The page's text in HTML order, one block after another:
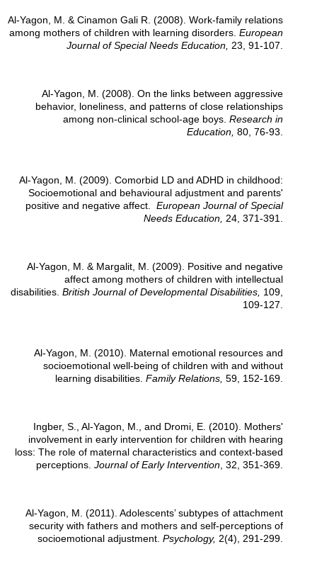
Al-Yagon, M. & Cinamon Gali R. (2008). Work-family relations
among mothers of children with learning disorders. European
Journal of Special Needs Education, 23, 91-107.
Al-Yagon, M. (2008). On the links between aggressive
behavior, loneliness, and patterns of close relationships
among non-clinical school-age boys. Research in
Education, 80, 76-93.
Al-Yagon, M. (2009). Comorbid LD and ADHD in childhood:
Socioemotional and behavioural adjustment and parents'
positive and negative affect. European Journal of Special
Needs Education, 24, 371-391.
Al-Yagon, M. & Margalit, M. (2009). Positive and negative
affect among mothers of children with intellectual
disabilities. British Journal of Developmental Disabilities, 109,
109-127.
Al-Yagon, M. (2010). Maternal emotional resources and
socioemotional well-being of children with and without
learning disabilities. Family Relations, 59, 152-169.
Ingber, S., Al-Yagon, M., and Dromi, E. (2010). Mothers'
involvement in early intervention for children with hearing
loss: The role of maternal characteristics and context-based
perceptions. Journal of Early Intervention, 32, 351-369.
Al-Yagon, M. (2011). Adolescents’ subtypes of attachment
security with fathers and mothers and self-perceptions of
socioemotional adjustment. Psychology, 2(4), 291-299.